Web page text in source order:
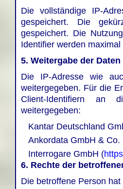
Die vollständige IP-
gespeichert. Die
gespeichert. Die
Identifier werden
5. Weitergabe der Daten
Die IP-Adresse wie
weitergegeben. Für die
Client-Identifiern an
weitergegeben:
Kantar Deutschland
Ankordata GmbH & Co.
Interrogare GmbH (
6. Rechte der
Die betroffene Person